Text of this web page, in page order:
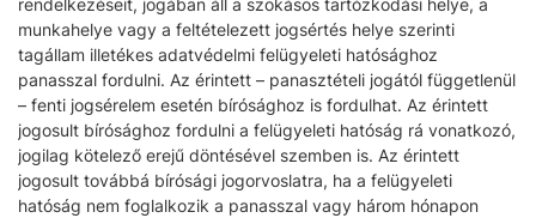
rendelkezéseit, jogában áll a szokásos tartózkodási helye, a
munkahelye vagy a feltételezett jogsértés helye szerinti
tagállam illetékes adatvédelmi felügyeleti hatósághoz
panasszal fordulni. Az érintett – panasztételi jogától függetlenül
– fenti jogsérelem esetén bírósághoz is fordulhat. Az érintett
jogosult bírósághoz fordulni a felügyeleti hatóság rá vonatkozó,
jogilag kötelező erejű döntésével szemben is. Az érintett
jogosult továbbá bírósági jogorvoslatra, ha a felügyeleti
hatóság nem foglalkozik a panasszal vagy három hónapon